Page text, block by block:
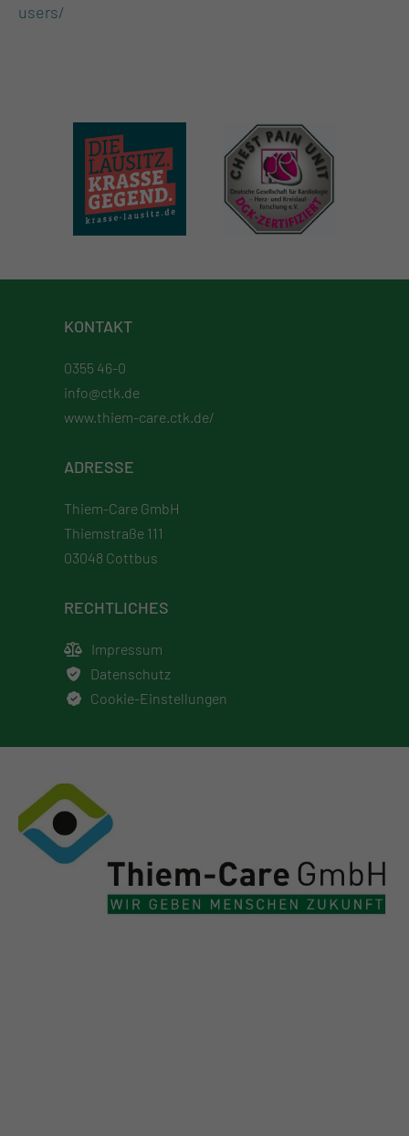
users/
KONTAKT
0355 46-0
info@ctk.de
www.thiem-care.ctk.de/
ADRESSE
Thiem-Care GmbH
Thiemstraße 111
03048 Cottbus
RECHTLICHES
Impressum
Datenschutz
Cookie-Einstellungen